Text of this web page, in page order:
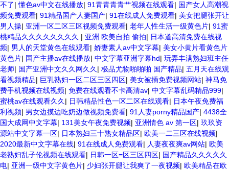
不了|懂色av中文在线播放| 91青青青青艹视频在线观看| 国产女人高潮视
频免费观看| 91精品国产人妻国产| 91在线成人免费观看| 美女把腿张开让
男人操| 亚洲一区二区三区视频免费观看| 老年人性生活一级黄色片| 91蜜
桃精品久久久久久久久久 | 亚洲 欧美自拍 偷拍| 日本道高清免费在线视
频| 男人的天堂黄色在线观看| 娇妻素人av中文字幕| 美女小黄片看黄色片
黄色片| 国产主播av在线播放| 中文字幕亚洲字幕hd| 玩弄丰满熟妇班主任
老师| 国产亚洲中文久久网久久 | 极品尤物啪啪啪 国产精品| 五月天在线观
看视频精品| 巨乳熟妇一区二区三区四区| 美女被插免费视频网站| 神马免
费手机视频在线视频| 免费在线观看不卡高清av| 中文字幕乱码精品999|
蜜桃av在线观看久久 | 日韩精品性色一区二区在线观看| 日本午夜免费福
利视频| 男女边摸边吃奶边做视频免费看| 91人妻porny精品国产| 4438全
国大成网中文字幕| 131美女午夜免费视频| 亚洲情色 av 第一区| 玖玖资
源站中文字幕一区| 日本熟妇三十熟女精品区| 欧美一二三区在线视频|
2020最新中文字幕在线| 91在线成人免费观看| 人妻夜夜爽av网站| 欧美
老熟妇乱子伦视频在线观看| 日韩一区=区三区四区| 国产精品久久久久久
电| 亚洲一级中文字黄色片| 少妇张开腿让我爽了一夜视频| 欧美精品在欧